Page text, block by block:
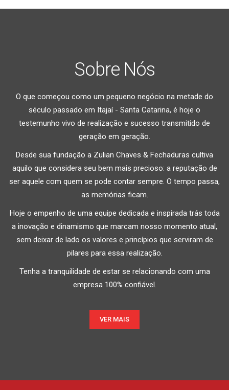
Sobre Nós
O que começou como um pequeno negócio na metade do
século passado em Itajaí - Santa Catarina, é hoje o
testemunho vivo de realização e sucesso transmitido de
geração em geração.
Desde sua fundação a Zulian Chaves & Fechaduras cultiva
aquilo que considera seu bem mais precioso: a reputação de
ser aquele com quem se pode contar sempre. O tempo passa,
as memórias ficam.
Hoje o empenho de uma equipe dedicada e inspirada trás toda
a inovação e dinamismo que marcam nosso momento atual,
sem deixar de lado os valores e princípios que serviram de
pilares para essa realização.
Tenha a tranquilidade de estar se relacionando com uma
empresa 100% confiável.
VER MAIS